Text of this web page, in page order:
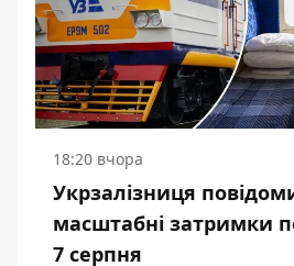
18:20 вчора
Укрзалізниця
масштабні затримки
7 серпня